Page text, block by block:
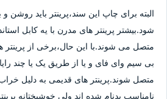
البته برای چاپ این سند،پرینتر باید روشن و
متصل می شوند.با این حال،برخی از پرینتر
بی سیم وای فای و یا از طریق یک یا چند
متصل شوند.پرینتر های قدیمی به دلیل
نامناسب بدنام شده اند ولی خوشبختانه